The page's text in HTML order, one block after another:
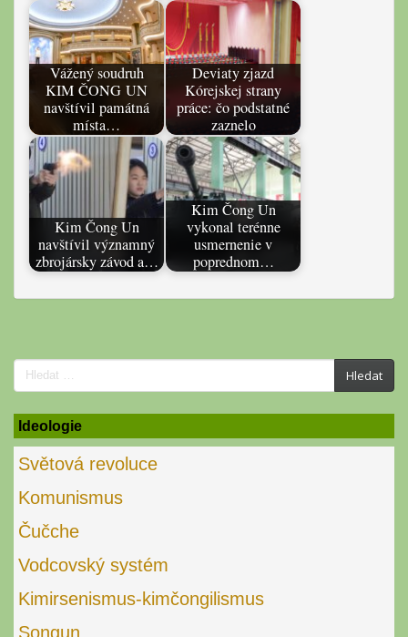
Vážený soudruh
KIM ČONG UN
navštívil památná
místa…
Deviaty zjazd
Kórejskej strany
práce: čo podstatné
zaznelo
Kim Čong Un
navštívil významný
zbrojársky závod a…
Kim Čong Un
vykonal terénne
usmernenie v
poprednom…
Search
for:
Hledat
Ideologie
Světová revoluce
Komunismus
Čučche
Vodcovský systém
Kimirsenismus-kimčongilismus
Songun